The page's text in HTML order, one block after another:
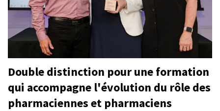
Double distinction pour une formation
qui accompagne l'évolution du rôle des
pharmaciennes et pharmaciens